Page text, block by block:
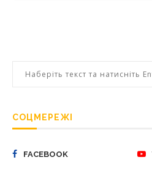
СОЦМЕРЕЖІ
FACEBOOK